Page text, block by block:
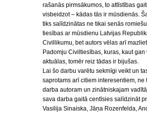
rašanās pirmsākumos, to attīstības
visbeidzot – kādas tās ir mūsdienās.
tiks salīdzinātas ne tikai senās
tiesības ar mūsdienu Latvijas
Civillikumu, bet autors vēlas arī
Padomju Civiltiesības, kuras, kaut gan
aktuālas, tomēr reiz tādas ir bijušas.
Lai šo darbu varētu sekmīgi veikt un
saprotams arī citiem interesentiem, ne
darba autoram un zinātniskajam
sava darba gaitā centīsies salīdzināt
Vasilija Sinaiska, Jāņa Rozenfelda,